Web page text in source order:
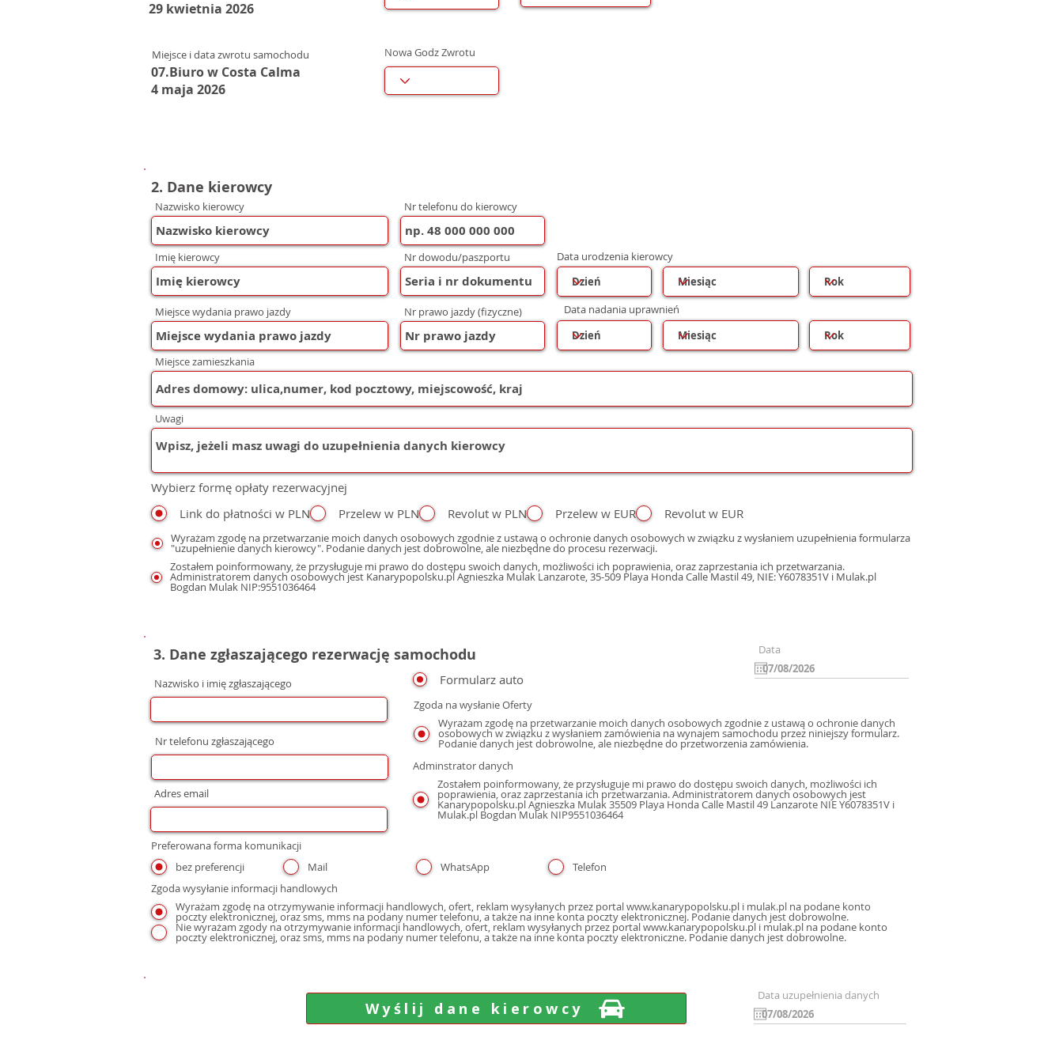
29 kwietnia 2026
Miejsce i data zwrotu samochodu
07.Biuro w Costa Calma
4 maja 2026
Nowa Godz Zwrotu
2. Dane kierowcy
Nazwisko kierowcy
Imię kierowcy
Nr telefonu do kierowcy
Nr dowodu/paszportu Data urodzenia kierowcy
Miejsce wydania prawo jazdy Nr prawo jazdy (fizyczne) Data nadania uprawnień
Miejsce zamieszkania
Uwagi
Wybierz formę opłaty rezerwacyjnej
Link do płatności w PLN
Przelew w PLN Revolut w PLN Przelew w EUR Revolut w EUR
Wyrażam zgodę na przetwarzanie moich danych osobowych zgodnie z ustawą o ochronie danych osobowych w związku z wysłaniem uzupełnienia formularza
"uzupełnienie danych kierowcy". Podanie danych jest dobrowolne, ale niezbędne do procesu rezerwacji.
Zostałem poinformowany, że przysługuje mi prawo do dostępu swoich danych, możliwości ich poprawienia, oraz zaprzestania ich przetwarzania.
Administratorem danych osobowych jest Kanarypopolsku.pl Agnieszka Mulak Lanzarote, 35-509 Playa Honda Calle Mastil 49, NIE: Y6078351V i Mulak.pl
Bogdan Mulak NIP:9551036464
3. Dane zgłaszającego rezerwację samochodu
Formularz auto
Data
Nr telefonu zgłaszającego
Zgoda na wysłanie Oferty
Wyrażam zgodę na przetwarzanie moich danych osobowych zgodnie z ustawą o ochronie danych
osobowych w związku z wysłaniem zamówienia na wynajem samochodu przez niniejszy formularz.
Podanie danych jest dobrowolne, ale niezbędne do przetworzenia zamówienia.
Adminstrator danych
Zostałem poinformowany, że przysługuje mi prawo do dostępu swoich danych, możliwości ich
poprawienia, oraz zaprzestania ich przetwarzania. Administratorem danych osobowych jest
Kanarypopolsku.pl Agnieszka Mulak 35509 Playa Honda Calle Mastil 49 Lanzarote NIE Y6078351V i
Mulak.pl Bogdan Mulak NIP9551036464
Nazwisko i imię zgłaszającego
Adres email
Preferowana forma komunikacji
bez preferencji
Mail WhatsApp
Telefon
Zgoda wysyłanie informacji handlowych
Wyrażam zgodę na otrzymywanie informacji handlowych, ofert, reklam wysyłanych przez portal www.kanarypopolsku.pl i mulak.pl na podane konto
poczty elektronicznej, oraz sms, mms na podany numer telefonu, a także na inne konta poczty elektronicznej. Podanie danych jest dobrowolne.
Nie wyrażam zgody na otrzymywanie informacji handlowych, ofert, reklam wysyłanych przez portal www.kanarypopolsku.pl i mulak.pl na podane konto
poczty elektronicznej, oraz sms, mms na podany numer telefonu, a także na inne konta poczty elektroniczne. Podanie danych jest dobrowolne.
Wyślij dane kierowcy
Data uzupełnienia danych